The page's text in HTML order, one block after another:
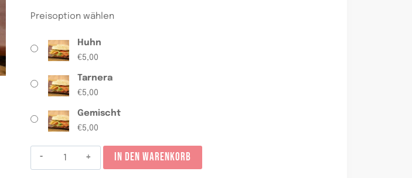
Preisoption wählen
Huhn
€5,00
Tarnera
€5,00
Gemischt
€5,00
Campero
Kebab
IN DEN WARENKORB